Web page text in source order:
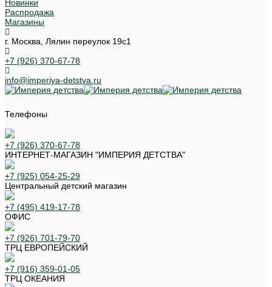
Новинки
Распродажа
Магазины
г. Москва, Лялин переулок 19с1
+7 (926) 370-67-78
info@imperiya-detstva.ru
Телефоны
+7 (926) 370-67-78
ИНТЕРНЕТ-МАГАЗИН "ИМПЕРИЯ ДЕТСТВА"
+7 (925) 054-25-29
Центральный детский магазин
+7 (495) 419-17-78
ОФИС
+7 (926) 701-79-70
ТРЦ ЕВРОПЕЙСКИЙ
+7 (916) 359-01-05
ТРЦ ОКЕАНИЯ